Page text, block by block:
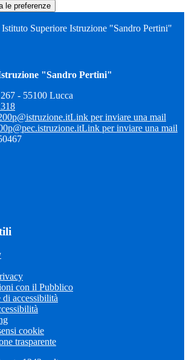
le preferenze
Istituto Superiore Istruzione "Sandro Pertini"
"Sandro Pertini"
- 55100 Lucca
Link per inviare una mail
Link per inviare una mail
con il Pubblico
accessibilità
cookie
trasparente